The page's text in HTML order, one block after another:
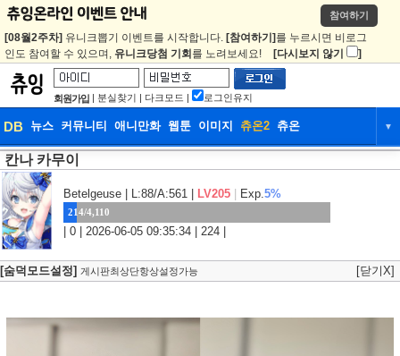
참여하기
[08월2주차] 유니크뽑기 이벤트를 시작합니다. [참여하기] 를 누르시면 비로그
인도 참여할 수 있으며, 유니크당첨 기회 를 노려보세요! [다시보지 않기 ]
회원가입 | 분실찾기 | 다크모드 | 로그인유지
DB 뉴스 커뮤니티 애니만화 웹툰 이미지 츄온2 츄온 ▼
DB
웹툰 이미지 츄온2
칸나 카무이
Betelgeuse | L:88/A:561 | LV205 Exp.5%
214/4,110
| 0 | 2026-06-05 09:35:34 | 224 |
[숨덕모드설정] 게시판최상단항상설정가능 [닫기X]